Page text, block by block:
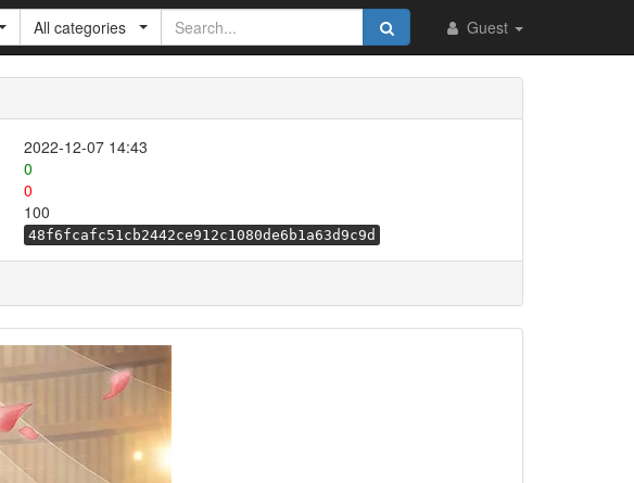
Guest
All categories
2022-12-07 14:43
0
0
100
48f6fcafc51cb2442ce912c1080de6b1a63d9c9d